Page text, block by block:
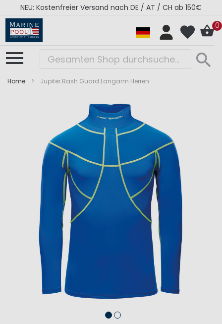
NEU: Kostenfreier Versand nach DE / AT / CH ab 150€
0
Home Jupiter Rash Guard Langarm Herren
Bildergalerie
springen
Bildergalerie
springen